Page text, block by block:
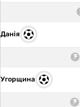
Данія
Угорщина